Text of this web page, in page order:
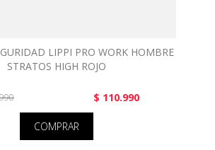
LIPPI PRO WORK HOMBRE
STRATOS HIGH ROJO
$ 110.990
COMPRAR